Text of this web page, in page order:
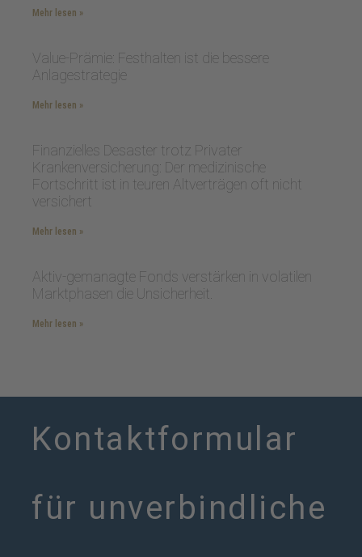
Mehr lesen »
Value-Prämie: Festhalten ist die bessere
Anlagestrategie
Mehr lesen »
Finanzielles Desaster trotz Privater
Krankenversicherung: Der medizinische
Fortschritt ist in teuren Altverträgen oft nicht
versichert
Mehr lesen »
Aktiv-gemanagte Fonds verstärken in volatilen
Marktphasen die Unsicherheit.
Mehr lesen »
Kontaktformular
für unverbindliche